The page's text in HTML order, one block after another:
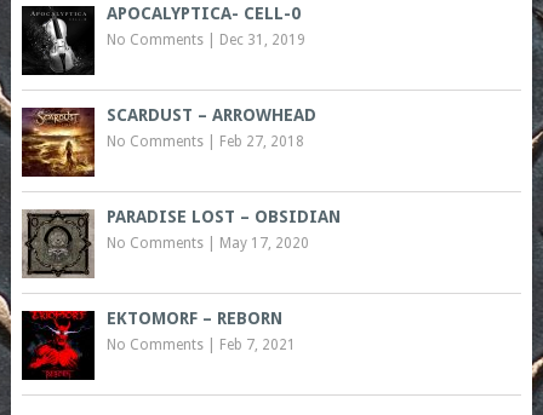
APOCALYPTICA- CELL-0
No Comments| Dec 31, 2019
SCARDUST – ARROWHEAD
No Comments| Feb 27, 2018
PARADISE LOST – OBSIDIAN
No Comments| May 17, 2020
EKTOMORF – REBORN
No Comments| Feb 7, 2021